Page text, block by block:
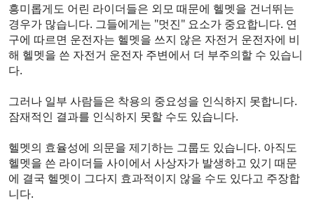
흥미롭게도 어린 라이더들은 외모 때문에 헬멧을 건너뛰는
경우가 많습니다. 그들에게는 "멋진" 요소가 중요합니다. 연
구에 따르면 운전자는 헬멧을 쓰지 않은 자전거 운전자에 비
해 헬멧을 쓴 자전거 운전자 주변에서 더 부주의할 수 있습니
다.
그러나 일부 사람들은 착용의 중요성을 인식하지 못합니다.
잠재적인 결과를 인식하지 못할 수도 있습니다.
헬멧의 효율성에 의문을 제기하는 그룹도 있습니다. 아직도
헬멧을 쓴 라이더들 사이에서 사상자가 발생하고 있기 때문
에 결국 헬멧이 그다지 효과적이지 않을 수도 있다고 주장합
니다.